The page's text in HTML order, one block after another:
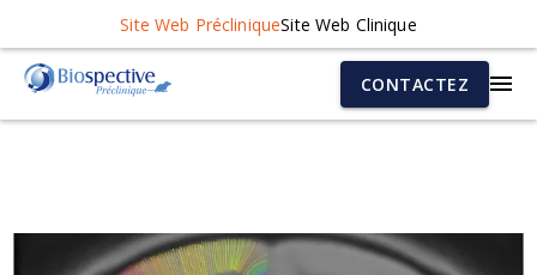
Site Web PrécliniqueSite Web Clinique
CONTACTEZ